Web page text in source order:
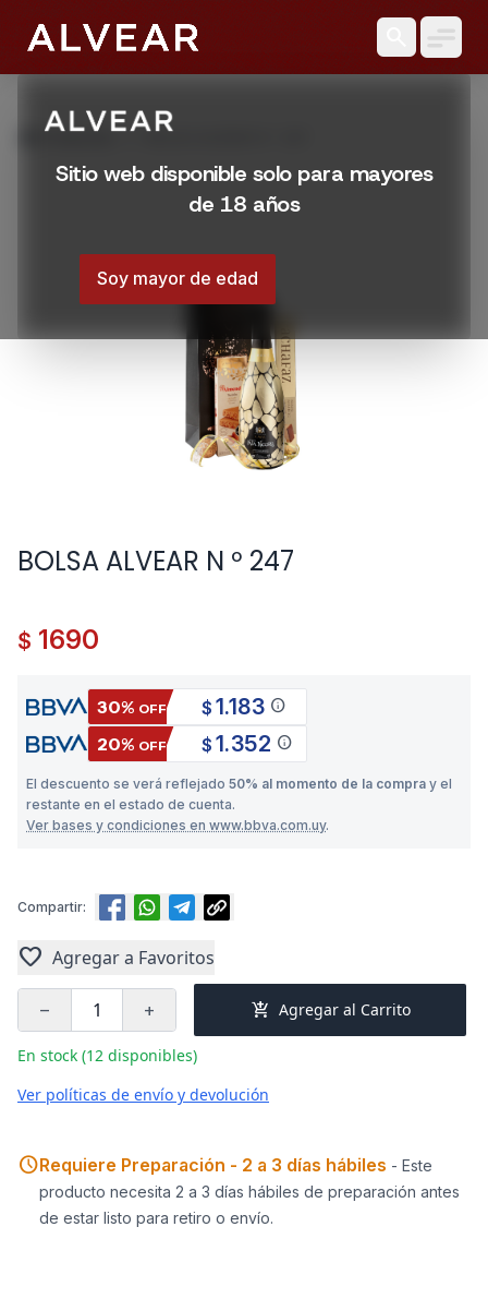
Sitio web disponible solo para mayores
de 18 años
Soy mayor de edad
Productos
BOLSA ALVEAR N º 247
$ 1690
30% OFF $ 1.183 info
20% OFF $ 1.352 info
El descuento se verá reflejado 50% al momento de la compra y el
restante en el estado de cuenta.
Ver bases y condiciones en www.bbva.com.uy.
Compartir:
favorite Agregar a Favoritos
remove add add_shopping_cart Agregar al Carrito
En stock (12 disponibles)
Ver políticas de envío y devolución
scheduleRequiere Preparación - 2 a 3 días hábiles - Este
producto necesita 2 a 3 días hábiles de preparación antes
de estar listo para retiro o envío.